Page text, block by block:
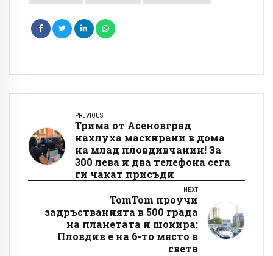
PREVIOUS
Трима от Асеновград
нахлуха маскирани в дома
на млад пловдивчанин! За
300 лева и два телефона сега
ги чакат присъди
NEXT
TomTom проучи
задръстванията в 500 града
на планетата и шокира:
Пловдив е на 6-то място в
света